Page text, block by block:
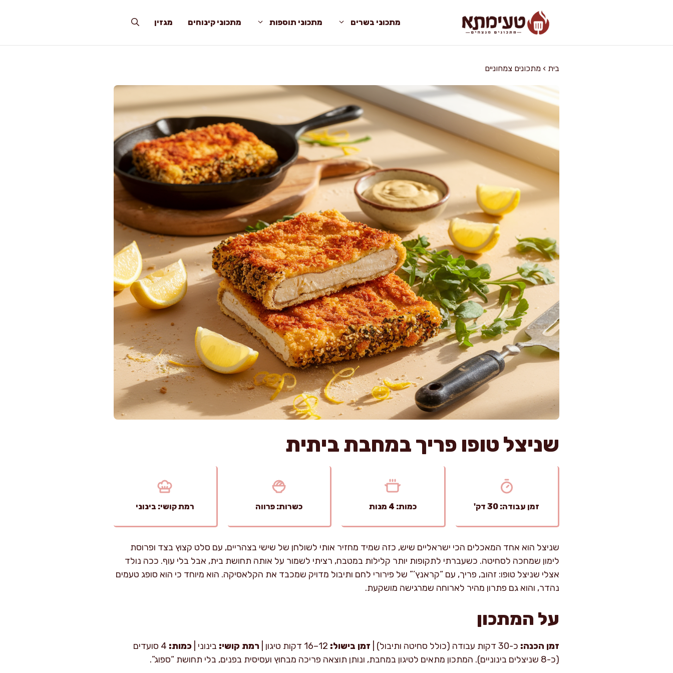
מתכוני בשרים מתכוני תוספות מתכוני קינוחים מגזין
בית › מתכונים צמחוניים
שניצל טופו פריך במחבת ביתית
זמן עבודה: 30 דק' כמות: 4 מנות כשרות: פרווה רמת קושי: בינוני
שניצל הוא אחד המאכלים הכי ישראליים שיש, כזה שמיד מחזיר אותי לשולחן של שישי בצהריים, עם סלט קצוץ בצד ופרוסת
לימון שמחכה לסחיטה. כשעברתי לתקופות יותר קלילות במטבח, רציתי לשמור על אותה תחושת בית, אבל בלי עוף. ככה נולד
אצלי שניצל טופו: זהוב, פריך, עם “קראנץ’” של פירורי לחם ותיבול מדויק שמכבד את הקלאסיקה. הוא מיוחד כי הוא סופג טעמים
נהדר, והוא גם פתרון מהיר לארוחה שמרגישה מושקעת.
על המתכון
זמן הכנה: כ-30 דקות עבודה (כולל סחיטה ותיבול) | זמן בישול: רמת קושי: בינוני | כמות:
4 סועדים
(כ-8 שניצלים בינוניים). המתכון מתאים לטיגון במחבת, ונותן תוצאה פריכה מבחוץ ועסיסית בפנים, בלי תחושת “ספוג”.